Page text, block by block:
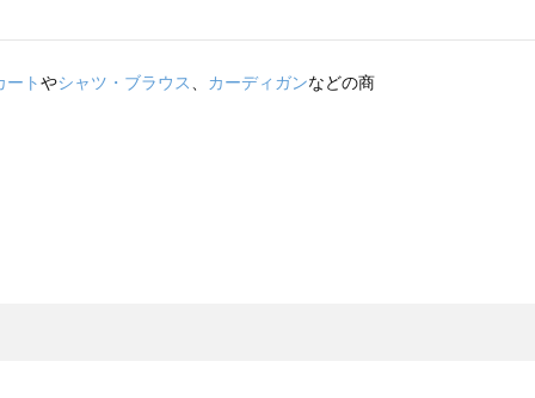
ートやシャツ・ブラウス、 カーディガンなどの商